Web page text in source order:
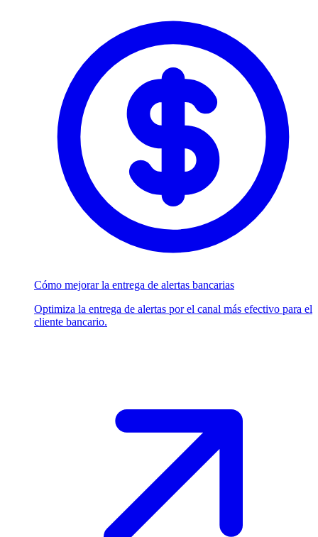
Cómo mejorar la entrega de alertas bancarias
Optimiza la entrega de alertas por el canal más efectivo para el
cliente bancario.